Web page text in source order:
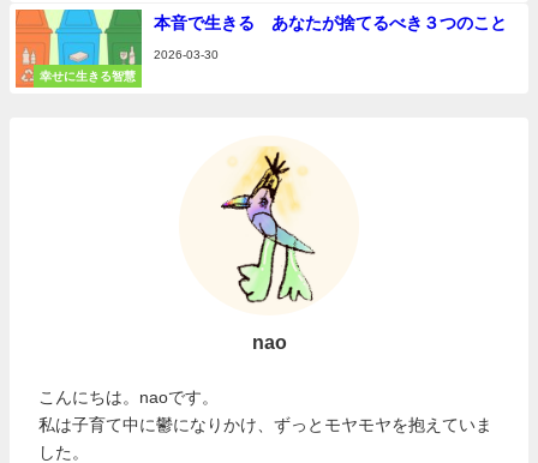
幸せに生きる智慧
本音で生きる あなたが捨てるべき３つのこと
2026-03-30
nao
こんにちは。naoです。
私は子育て中に鬱になりかけ、ずっとモヤモヤを抱えていま
した。